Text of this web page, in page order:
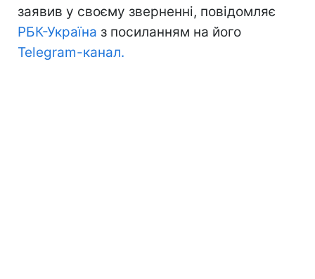
заявив у своєму зверненні, повідомляє
РБК-Україна з посиланням на його
Telegram-канал.